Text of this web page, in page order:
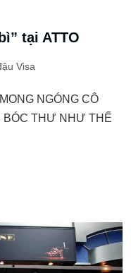
tại ATTO
Visa
NGÓNG CÔ
THƯ NHƯ THẾ